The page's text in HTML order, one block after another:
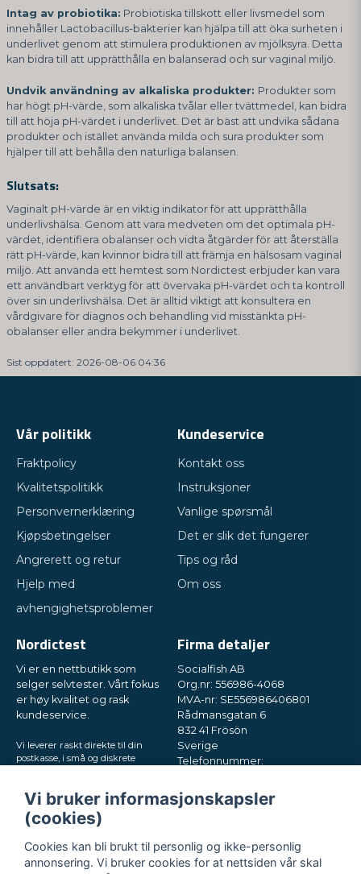
Intag av probiotika: Probiotiska tillskott eller livsmedel som
innehåller Lactobacillus-bakterier kan hjälpa till att öka surheten i
underlivet genom att stimulera produktionen av mjölksyra. Detta
kan bidra till att upprätthålla en balanserad och sur vaginal miljö.
Undvik användning av alkaliska produkter: Produkter som
har högt pH-värde, som alkaliska tvålar eller tvättmedel, kan bidra
till att höja pH-värdet i underlivet. Det är bäst att undvika sådana
produkter och istället använda milda och sura produkter som
hjälper till att behålla den naturliga balansen.
Slutsats:
Vaginalt pH-värde är en viktig indikator för att upprätthålla
underlivshälsa. Genom att vara medveten om det optimala pH-
värdet, identifiera obalanser och vidta åtgärder för att återställa
rätt pH-värde, kan kvinnor bidra till att främja en hälsosam vaginal
miljö. Att använda ett hemtest som Nordictest erbjuder kan vara
ett användbart verktyg för att övervaka pH-värdet och ta kontroll
över sin underlivshälsa. Det är alltid viktigt att konsultera en
vårdgivare för diagnos och behandling vid misstänkta pH-
obalanser eller andra bekymmer i underlivet.
Sist oppdatert: 2026-08-06 04:36
Vår politikk
Fraktpolicy
Kvalitetspolitikk
Personvernerklæring
Kjøpsbetingelser
Angrerett og retur
Hjelp med
avhengighetsproblemer
Kundeservice
Kontakt oss
Instruksjoner
Vanlige spørsmål
Det er slik det fungerer
Tips og råd
Om oss
Nordictest
Vi er en nettbutikk som
selger selvtester. Vårt fokus
er høy kvalitet og rask
kundeservice.
Vi leverer raskt direkte til din
postkasse, i små og diskrete
Firma detaljer
Socialfish AB
Org.nr: 556986-4068
MVA-nr: SE556986406801
Rådmansgatan 6
832 41 Frösön
Sverige
Telefonnummer:
E-post:hey@nordictest.no
Vi bruker informasjonskapsler
(cookies)
Cookies kan bli brukt til personlig og ikke-personlig
annonsering. Vi bruker cookies for at nettsiden vår skal